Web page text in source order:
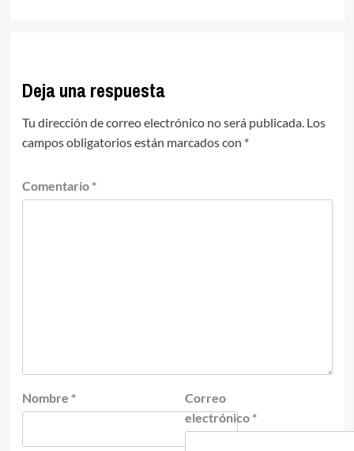
Deja una respuesta
Tu dirección de correo electrónico no será publicada. Los
campos obligatorios están marcados con *
Comentario *
Nombre *
Correo
electrónico *